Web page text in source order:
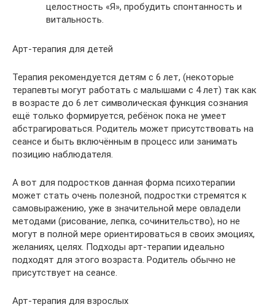
целостность «Я», пробудить спонтанность и
витальность.
Арт-терапия для детей
Терапия рекомендуется детям с 6 лет, (некоторые
терапевты могут работать с малышами с 4 лет) так как
в возрасте до 6 лет символическая функция сознания
ещё только формируется, ребёнок пока не умеет
абстрагироваться. Родитель может присутствовать на
сеансе и быть включённым в процесс или занимать
позицию наблюдателя.
А вот для подростков данная форма психотерапии
может стать очень полезной, подростки стремятся к
самовыражению, уже в значительной мере овладели
методами (рисование, лепка, сочинительство), но не
могут в полной мере ориентироваться в своих эмоциях,
желаниях, целях. Подходы арт-терапии идеально
подходят для этого возраста. Родитель обычно не
присутствует на сеансе.
Арт-терапия для взрослых